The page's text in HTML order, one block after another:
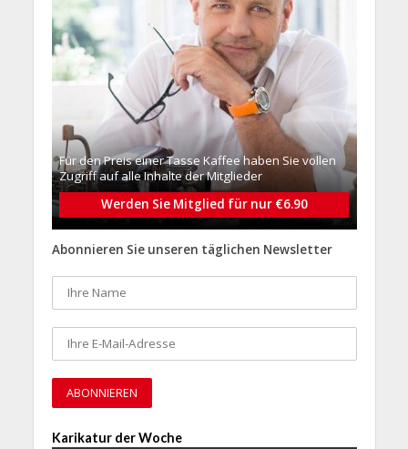
Für den Preis einer Tasse Kaffee haben Sie vollen
Zugriff auf alle Inhalte der Mitglieder
Werden Sie Mitglied für nur €6.90
Abonnieren Sie unseren täglichen Newsletter
Karikatur der Woche